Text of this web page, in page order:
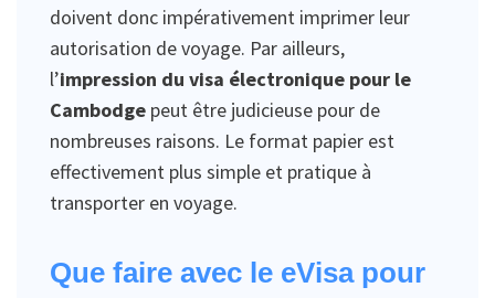
doivent donc impérativement imprimer leur
autorisation de voyage. Par ailleurs,
l’impression du visa électronique pour le
Cambodge peut être judicieuse pour de
nombreuses raisons. Le format papier est
effectivement plus simple et pratique à
transporter en voyage.
Que faire avec le eVisa pour